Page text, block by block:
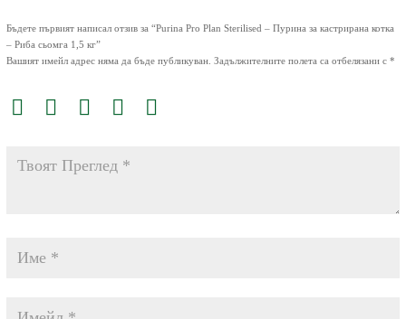
Бъдете първият написал отзив за “Purina Pro Plan Sterilised – Пурина за кастрирана котка
– Риба сьомга 1,5 кг”
Вашият имейл адрес няма да бъде публикуван. Задължителните полета са отбелязани с *